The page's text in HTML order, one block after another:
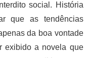
social. História
que as tendências
da boa vontade
exibido a novela que